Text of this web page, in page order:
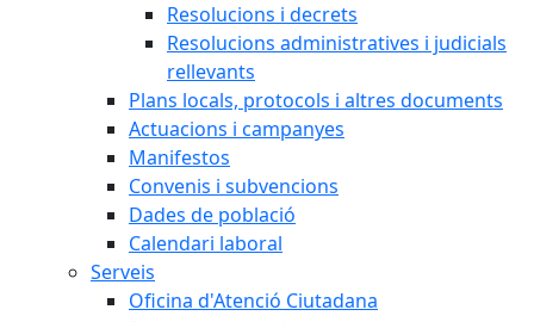
Resolucions i decrets
Resolucions administratives i judicials
rellevants
Plans locals, protocols i altres documents
Actuacions i campanyes
Manifestos
Convenis i subvencions
Dades de població
Calendari laboral
Serveis
Oficina d'Atenció Ciutadana